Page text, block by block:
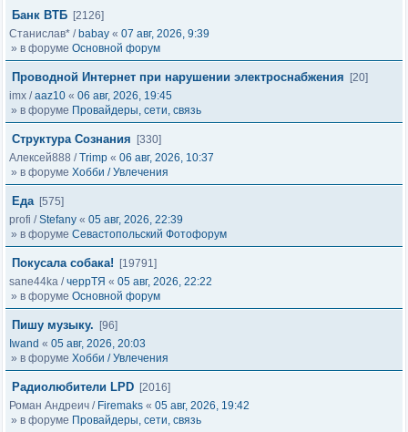
Банк ВТБ [2126]
Станислав* / babay « 07 авг, 2026, 9:39
» в форуме Основной форум
Проводной Интернет при нарушении электроснабжения
[20]
imx /aaz10 « 06 авг, 2026, 19:45
» в форуме Провайдеры, сети, связь
Структура Сознания
[330]
Алексей888 /Trimp « 06 авг, 2026, 10:37
» в форуме Хобби / Увлечения
Еда [575]
profi /Stefany « 05 авг, 2026, 22:39
» в форуме Севастопольский Фотофорум
Покусала собака!
[19791]
sane44ka /черрТЯ « 05 авг, 2026, 22:22
» в форуме Основной форум
Пишу музыку.
[96]
Iwand « 05 авг, 2026, 20:03
» в форуме Хобби / Увлечения
Радиолюбители LPD [2016]
Роман Андреич / Firemaks « 05 авг, 2026, 19:42
» в форуме Провайдеры, сети, связь